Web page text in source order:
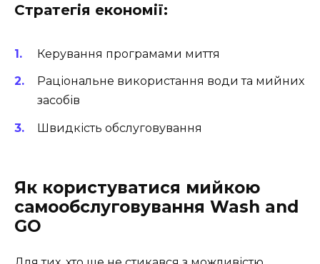
Стратегія економії:
Керування програмами миття
Раціональне використання води та мийних
засобів
Швидкість обслуговування
Як користуватися мийкою
самообслуговування Wash and
GO